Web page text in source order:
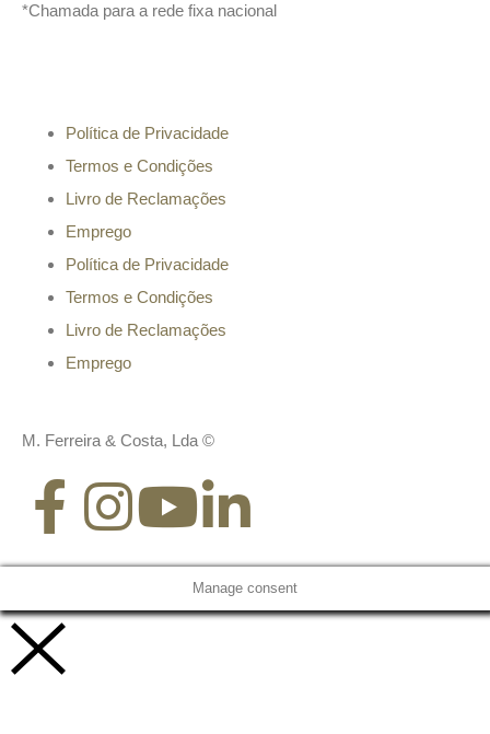
*Chamada para a rede fixa nacional
Política de Privacidade
Termos e Condições
Livro de Reclamações
Emprego
Política de Privacidade
Termos e Condições
Livro de Reclamações
Emprego
M. Ferreira & Costa, Lda ©
Manage consent